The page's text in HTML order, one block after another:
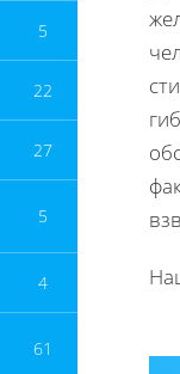
5
22
27
5
4
61